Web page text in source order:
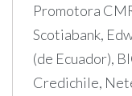
Promotora
Scotiabank,
(de Ecuador),
Credichile,